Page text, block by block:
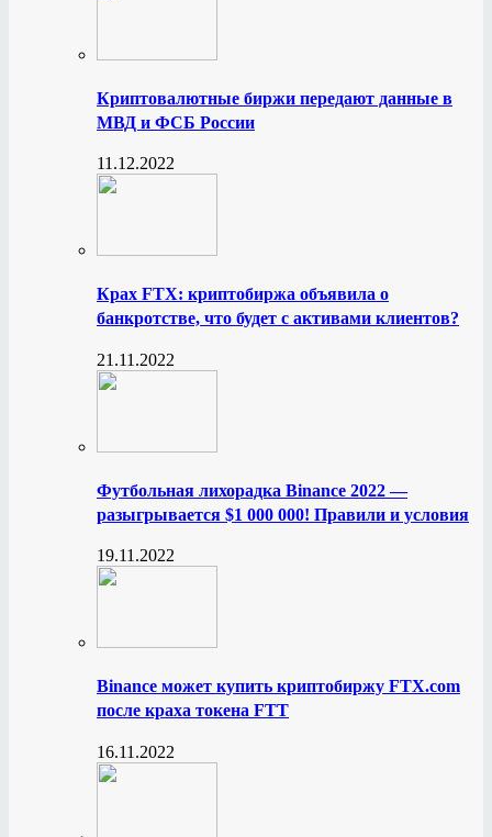
Криптовалютные биржи передают данные в
МВД и ФСБ России
11.12.2022
Крах FTX: криптобиржа объявила о
банкротстве, что будет с активами клиентов?
21.11.2022
Футбольная лихорадка Binance 2022 —
разыгрывается $1 000 000! Правили и условия
19.11.2022
Binance может купить криптобиржу FTX.com
после краха токена FTT
16.11.2022